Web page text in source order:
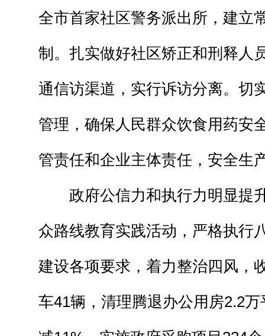
全市首家社区警务派出所，建立
制。扎实做好社区矫正和刑释人
通信访渠道，实行诉访分离。切
管理，确保人民群众饮食用药安
管责任和企业主体责任，安全生
政府公信力和执行力明显提
众路线教育实践活动，严格执行
建设各项要求，着力整治四风，
车41辆，清理腾退办公用房2.2